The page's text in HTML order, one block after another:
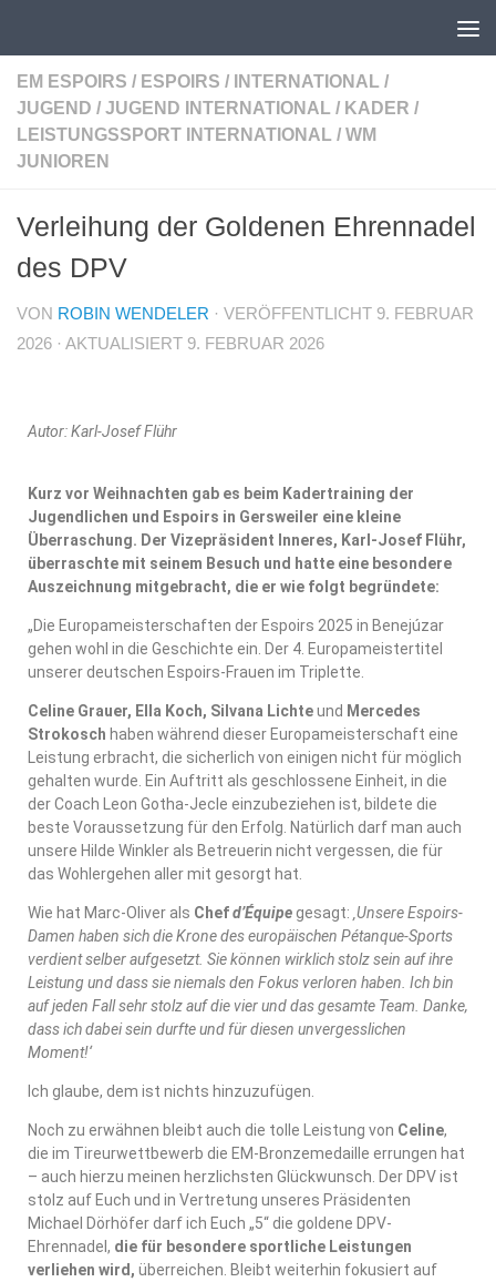
EM ESPOIRS / ESPOIRS / INTERNATIONAL /
JUGEND / JUGEND INTERNATIONAL / KADER /
LEISTUNGSSPORT INTERNATIONAL / WM
JUNIOREN
Verleihung der Goldenen Ehrennadel
des DPV
VON ROBIN WENDELER · VERÖFFENTLICHT 9. FEBRUAR
2026 · AKTUALISIERT 9. FEBRUAR 2026
Autor: Karl-Josef Flühr
Kurz vor Weihnachten gab es beim Kadertraining der
Jugendlichen und Espoirs in Gersweiler eine kleine
Überraschung. Der Vizepräsident Inneres, Karl-Josef Flühr,
überraschte mit seinem Besuch und hatte eine besondere
Auszeichnung mitgebracht, die er wie folgt begründete:
„Die Europameisterschaften der Espoirs 2025 in Benejúzar
gehen wohl in die Geschichte ein. Der 4. Europameistertitel
unserer deutschen Espoirs-Frauen im Triplette.
Celine Grauer, Ella Koch, Silvana Lichteund Mercedes
Strokosch haben während dieser Europameisterschaft eine
Leistung erbracht, die sicherlich von einigen nicht für möglich
gehalten wurde. Ein Auftritt als geschlossene Einheit, in die
der Coach Leon Gotha-Jecle einzubeziehen ist, bildete die
beste Voraussetzung für den Erfolg. Natürlich darf man auch
unsere Hilde Winkler als Betreuerin nicht vergessen, die für
das Wohlergehen aller mit gesorgt hat.
Wie hat Marc-Oliver als Chefd’Équipe gesagt: ‚Unsere Espoirs-
Damen haben sich die Krone des europäischen Pétanque-Sports
verdient selber aufgesetzt. Sie können wirklich stolz sein auf ihre
Leistung und dass sie niemals den Fokus verloren haben. Ich bin
auf jeden Fall sehr stolz auf die vier und das gesamte Team. Danke,
dass ich dabei sein durfte und für diesen unvergesslichen
Moment!‘
Ich glaube, dem ist nichts hinzuzufügen.
Noch zu erwähnen bleibt auch die tolle Leistung von Celine,
die im Tireurwettbewerb die EM-Bronzemedaille errungen hat
– auch hierzu meinen herzlichsten Glückwunsch. Der DPV ist
stolz auf Euch und in Vertretung unseres Präsidenten
Michael Dörhöfer darf ich Euch „5“ die goldene DPV-
Ehrennadel, die für besondere sportliche Leistungen
verliehen wird, überreichen. Bleibt weiterhin fokusiert auf